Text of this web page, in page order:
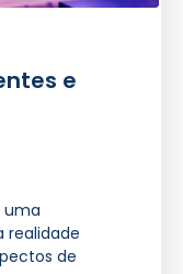
e
uma
realidade
de